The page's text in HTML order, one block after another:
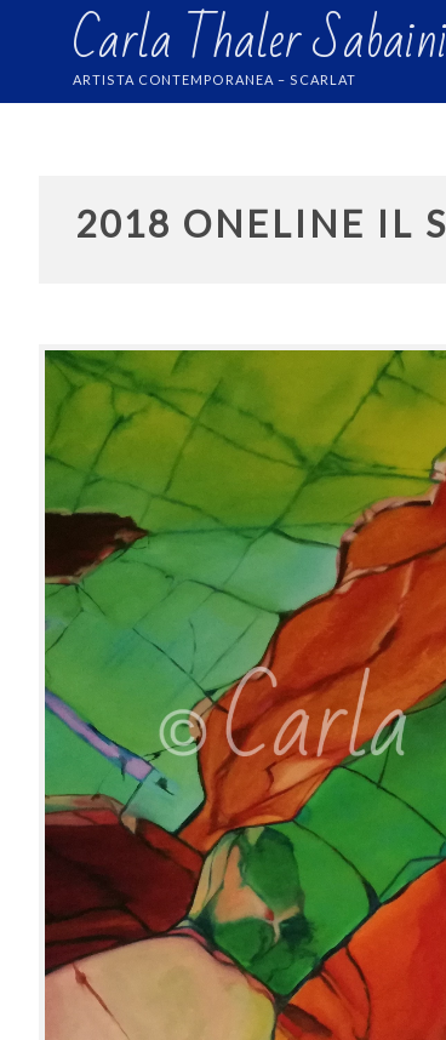
Carla Thaler Sabaini
ARTISTA CONTEMPORANEA – SCARLAT
2018 ONELINE IL